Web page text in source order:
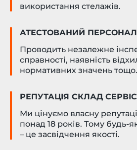
використання стелажів.
АТЕСТОВАНИЙ ПЕРСОНАЛ
Проводить незалежне
справності, наявність
нормативних значень тощо.
РЕПУТАЦІЯ СКЛАД СЕРВІС
Ми цінуємо власну
понад 18 років. Тому будь-
– це засвідчення якості.